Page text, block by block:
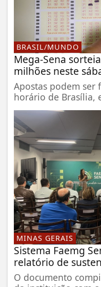
BRASIL/MUNDO
Mega-Sena
milhões neste
Apostas podem ser
horário de Brasília,
MINAS GERAIS
Sistema Faemg
relatório de
O documento